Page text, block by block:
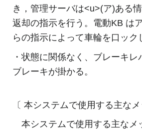
き，管理サーバは<u>(ア)ある
返却の指示を行う。電動KB は
らの指示によって車輪を口ッ
・状態に関係なく、ブレーキ
ブレーキが掛かる。
〔 本システムで使用する主なメ
本システムで使用する主なメ